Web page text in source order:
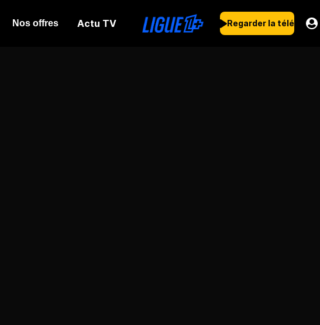
Nos offres Actu TV Regarder la télé